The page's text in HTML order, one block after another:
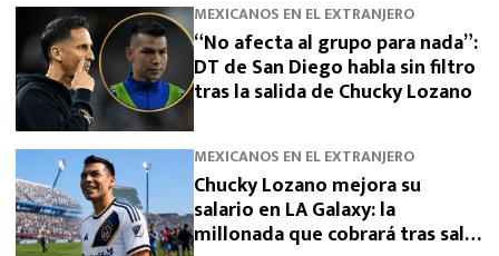
MEXICANOS EN EL EXTRANJERO
“No afecta al grupo para nada”:
DT de San Diego habla sin filtro
tras la salida de Chucky Lozano
MEXICANOS EN EL EXTRANJERO
Chucky Lozano mejora su
salario en LA Galaxy: la
millonada que cobrará tras salir